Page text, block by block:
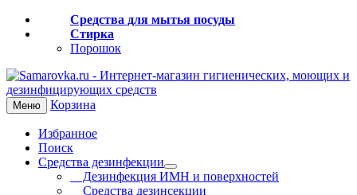
Средства для мытья посуды
Стирка
Порошок
Меню Корзина
Избранное
Поиск
Средства дезинфекции
Дезинфекция ИМН и поверхностей
Средства дезинсекции